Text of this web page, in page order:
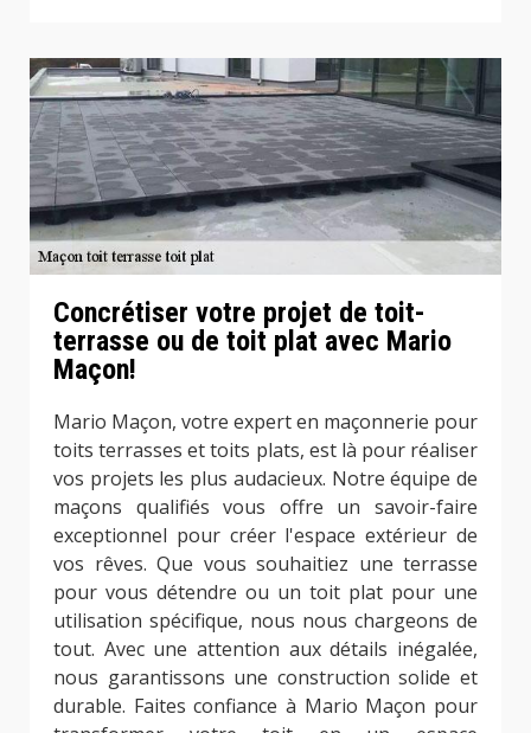
Concrétiser votre projet de toit-
terrasse ou de toit plat avec Mario
Maçon!
Mario Maçon, votre expert en maçonnerie pour
toits terrasses et toits plats, est là pour réaliser
vos projets les plus audacieux. Notre équipe de
maçons qualifiés vous offre un savoir-faire
exceptionnel pour créer l'espace extérieur de
vos rêves. Que vous souhaitiez une terrasse
pour vous détendre ou un toit plat pour une
utilisation spécifique, nous nous chargeons de
tout. Avec une attention aux détails inégalée,
nous garantissons une construction solide et
durable. Faites confiance à Mario Maçon pour